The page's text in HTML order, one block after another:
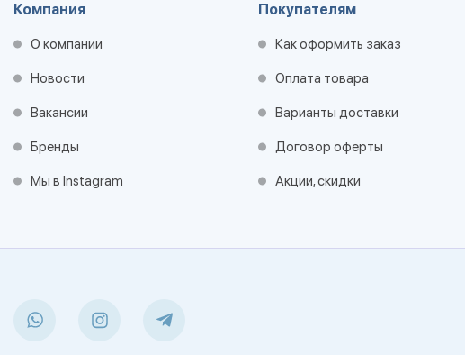
Компания
О компании
Новости
Вакансии
Бренды
Мы в Instagram
Покупателям
Как оформить заказ
Оплата товара
Варианты доставки
Договор оферты
Акции, скидки